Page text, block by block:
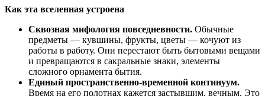
Как эта вселенная устроена
Сквозная мифология повседневности. Обычные
предметы — кувшины, фрукты, цветы — кочуют из
работы в работу. Они перестают быть бытовыми вещами
и превращаются в сакральные знаки, элементы
сложного орнамента бытия.
Единый пространственно-временной континуум.
Время на его полотнах кажется застывшим, вечным. Это